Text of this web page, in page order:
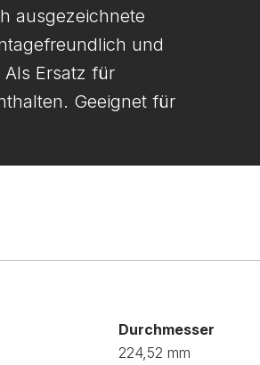
ausgezeichnete
und
Ersatz für
Geeignet für
Durchmesser
224,52 mm